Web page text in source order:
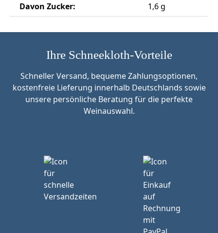
Davon Zucker:
1,6 g
Ihre Schneekloth-Vorteile
Schneller Versand, bequeme Zahlungsoptionen,
kostenfreie Lieferung innerhalb Deutschlands sowie
unsere persönliche Beratung für die perfekte
Weinauswahl.